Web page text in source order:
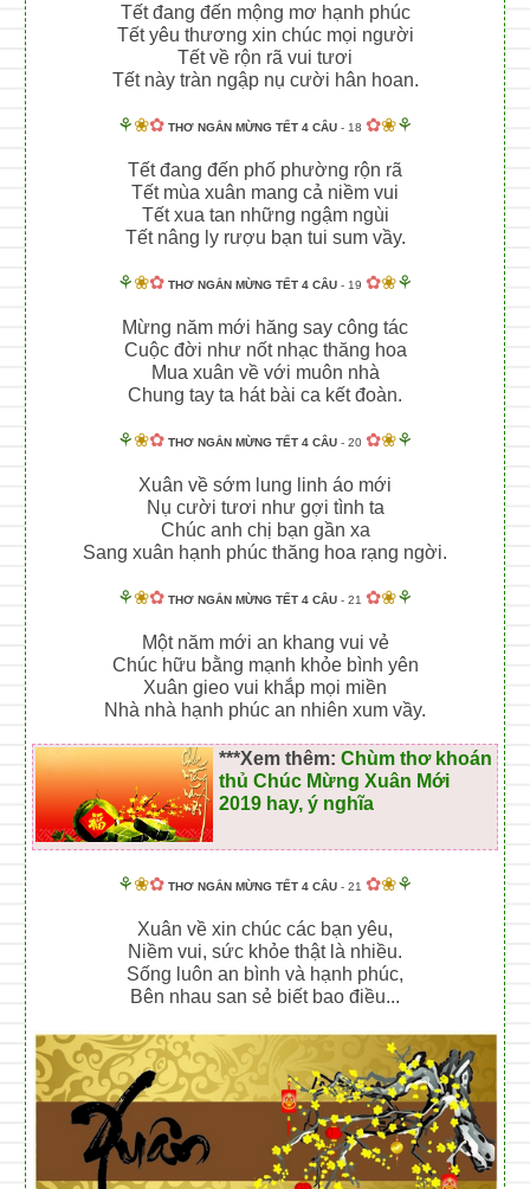
Tết đang đến mộng mơ hạnh phúc
Tết yêu thương xin chúc mọi người
Tết về rộn rã vui tươi
Tết này tràn ngập nụ cười hân hoan.
⚘❀✿ THƠ NGẮN MỪNG TẾT 4 CÂU - 18 ✿❀⚘
Tết đang đến phố phường rộn rã
Tết mùa xuân mang cả niềm vui
Tết xua tan những ngậm ngùi
Tết nâng ly rượu bạn tui sum vầy.
⚘❀✿ THƠ NGẮN MỪNG TẾT 4 CÂU - 19 ✿❀⚘
Mừng năm mới hăng say công tác
Cuộc đời như nốt nhạc thăng hoa
Mua xuân về với muôn nhà
Chung tay ta hát bài ca kết đoàn.
⚘❀✿ THƠ NGẮN MỪNG TẾT 4 CÂU - 20 ✿❀⚘
Xuân về sớm lung linh áo mới
Nụ cười tươi như gợi tình ta
Chúc anh chị bạn gần xa
Sang xuân hạnh phúc thăng hoa rạng ngời.
⚘❀✿ THƠ NGẮN MỪNG TẾT 4 CÂU - 21 ✿❀⚘
Một năm mới an khang vui vẻ
Chúc hữu bằng mạnh khỏe bình yên
Xuân gieo vui khắp mọi miền
Nhà nhà hạnh phúc an nhiên xum vầy.
***Xem thêm:Chùm thơ khoán
thủ Chúc Mừng Xuân Mới
2019 hay, ý nghĩa
⚘❀✿ THƠ NGẮN MỪNG TẾT 4 CÂU - 21 ✿❀⚘
Xuân về xin chúc các bạn yêu,
Niềm vui, sức khỏe thật là nhiều.
Sống luôn an bình và hạnh phúc,
Bên nhau san sẻ biết bao điều...